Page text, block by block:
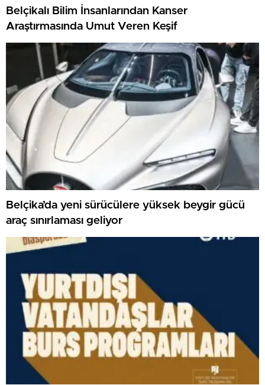
Belçikalı Bilim İnsanlarından Kanser
Araştırmasında Umut Veren Keşif
Belçika’da yeni sürücülere yüksek beygir gücü
araç sınırlaması geliyor